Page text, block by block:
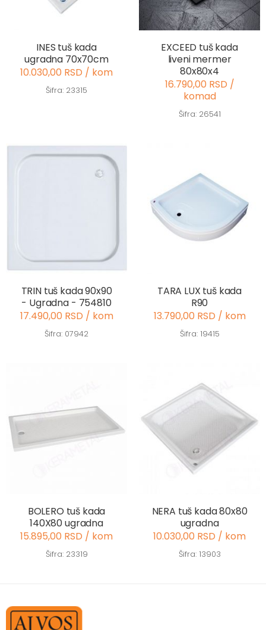
INES tuš kada
ugradna 70x70cm
10.030,00 RSD / kom
Šifra: 23315
EXCEED tuš kada
liveni mermer
80x80x4
16.790,00 RSD /
komad
Šifra: 26541
TRIN tuš kada 90x90
- Ugradna - 754810
17.490,00 RSD / kom
Šifra: 07942
TARA LUX tuš kada
R90
13.790,00 RSD / kom
Šifra: 19415
BOLERO tuš kada
140X80 ugradna
15.895,00 RSD / kom
Šifra: 23319
NERA tuš kada 80x80
ugradna
10.030,00 RSD / kom
Šifra: 13903